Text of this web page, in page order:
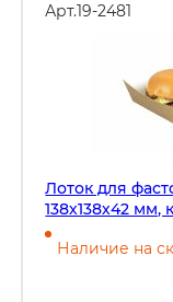
Арт.19-2481
Лоток для
138х138х42 мм,
400 штук
Наличие на